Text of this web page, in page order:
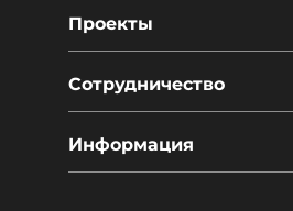
Сотрудничество
Проекты
Информация